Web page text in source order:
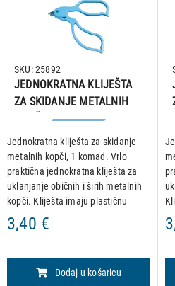
JEDNOKRATNA KLIJEŠTA
ZA SKIDANJE METALNIH
KOPČI,1 kom
Jednokratna kliješta za skidanje
metalnih kopči, 1 komad. Vrlo
praktična jednokratna kliješta za
uklanjanje običnih i širih metalnih
kopči. Kliješta imaju plastičnu
dršku i vrhove od nehrđajućeg
čelika.
SKU: 25892
3,40 €
Dodaj u košaricu